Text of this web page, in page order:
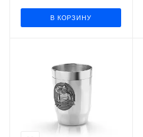
В КОРЗИНУ